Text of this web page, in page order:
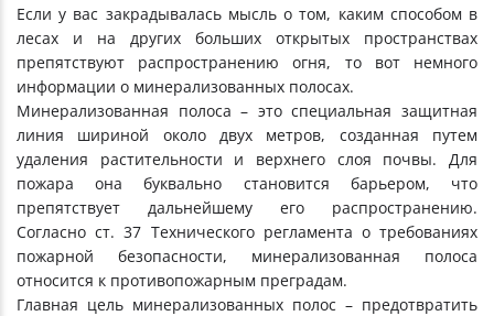
Если у вас закрадывалась мысль о том, каким способом в
лесах и на других больших открытых пространствах
препятствуют распространению огня, то вот немного
информации о минерализованных полосах.
Минерализованная полоса – это специальная защитная
линия шириной около двух метров, созданная путем
удаления растительности и верхнего слоя почвы. Для
пожара она буквально становится барьером, что
препятствует дальнейшему его распространению.
Согласно ст. 37 Технического регламента о требованиях
пожарной безопасности, минерализованная полоса
относится к противопожарным преградам.
Главная цель минерализованных полос – предотвратить